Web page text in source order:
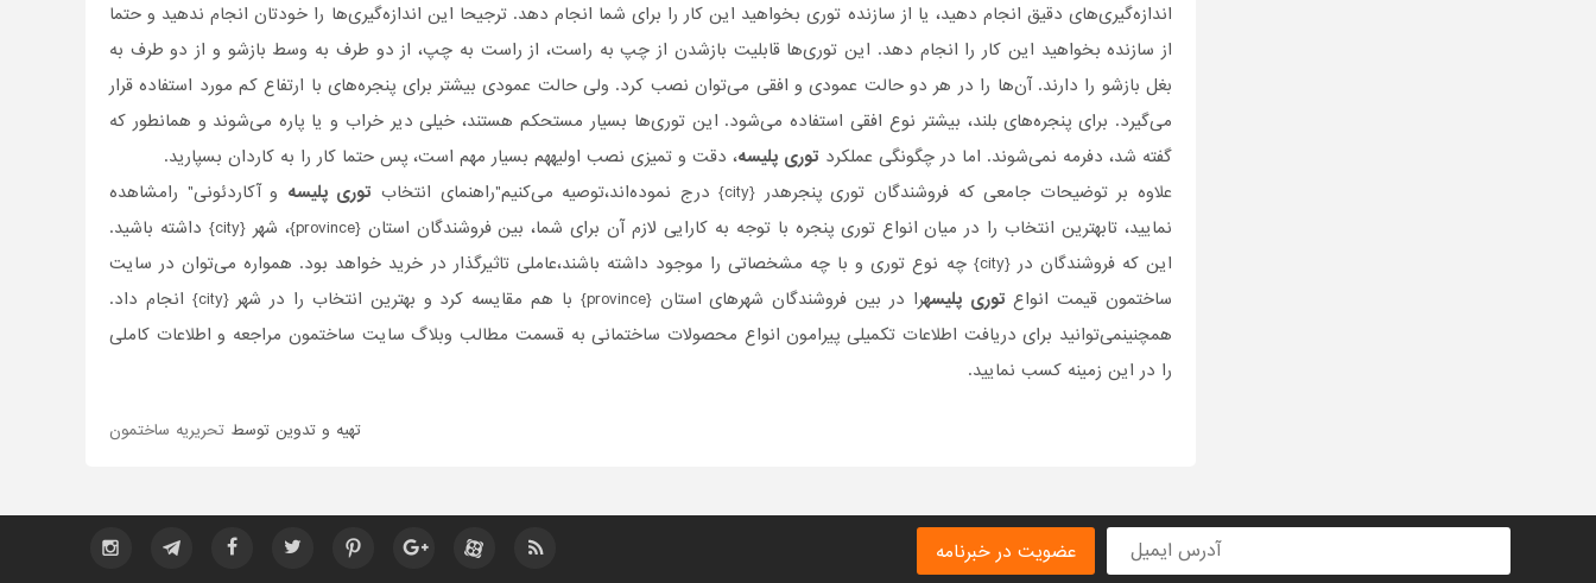
اندازه‌گیری‌های دقیق انجام دهید، یا از سازنده توری بخواهید این کار را برای شما انجام دهد. ترجیحا این اندازه‌گیری‌ها را خودتان انجام ندهید و حتما
از سازنده بخواهید این کار را انجام دهد. این توری‌ها قابلیت بازشدن از چپ به راست، از راست به چپ، از دو طرف به وسط بازشو و از دو طرف به
بغل بازشو را دارند. آن‌ها را در هر دو حالت عمودی و افقی می‌توان نصب کرد. ولی حالت عمودی بیشتر برای پنجره‌های با ارتفاع کم مورد استفاده قرار
می‌گیرد. برای پنجره‌های بلند، بیشتر نوع افقی استفاده می‌شود. این توری‌ها بسیار مستحکم هستند، خیلی دیر خراب و یا پاره می‌شوند و همانطور که
گفته شد، دفرمه نمی‌شوند. اما در چگونگی عملکرد توری پلیسه، دقت و تمیزی نصب اولیههم بسیار مهم است، پس حتما کار را به کاردان بسپارید.
علاوه بر توضیحات جامعی که فروشندگان توری پنجرهدر {city} درج نموده‌اند،توصیه می‌کنیم"راهنمای انتخاب توری پلیسه و آکاردئونی" رامشاهده
نمایید، تابهترین انتخاب را در میان انواع توری پنجره با توجه به کارایی لازم آن برای شما، بین فروشندگان استان {province}، شهر {city} داشته باشید.
این که فروشندگان در {city} چه نوع توری و با چه مشخصاتی را موجود داشته باشند،عاملی تاثیر‌گذار در خرید خواهد بود. همواره می‌توان در سایت
ساختمون قیمت انواع توری پلیسهرا در بین فروشندگان شهرهای استان {province} با هم مقایسه کرد و بهترین انتخاب را در شهر {city} انجام داد.
همچنینمی‌توانید برای دریافت اطلاعات تکمیلی پیرامون انواع محصولات ساختمانی به قسمت مطالب وبلاگ سایت ساختمون مراجعه و اطلاعات کاملی
را در این زمینه کسب نمایید.
تهیه و تدوین توسط تحریریه ساختمون
عضویت در خبرنامه